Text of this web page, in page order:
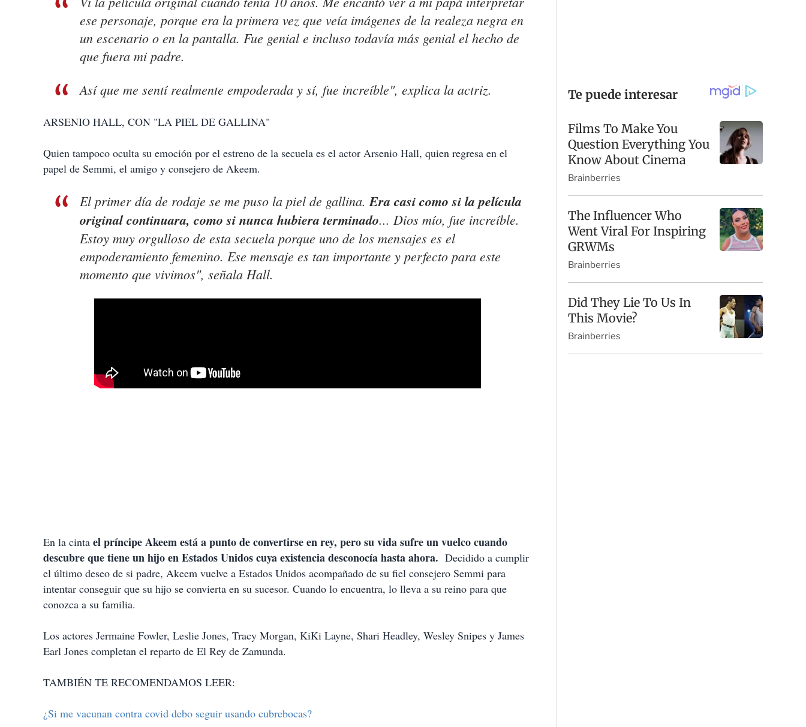
ese personaje, porque era la primera vez que veía imágenes de la realeza negra en
un escenario o en la pantalla. Fue genial e incluso todavía más genial el hecho de
que fuera mi padre.
Así que me sentí realmente empoderada y sí, fue increíble", explica la actriz.
ARSENIO HALL, CON "LA PIEL DE GALLINA"
Quien tampoco oculta su emoción por el estreno de la secuela es el actor Arsenio Hall, quien regresa en el
papel de Semmi, el amigo y consejero de Akeem.
El primer día de rodaje se me puso la piel de gallina.Era casi como si la película
original continuara, como si nunca hubiera terminado... Dios mío, fue increíble.
Estoy muy orgulloso de esta secuela porque uno de los mensajes es el
empoderamiento femenino. Ese mensaje es tan importante y perfecto para este
momento que vivimos", señala Hall.
En la cinta el príncipe Akeem está a punto de convertirse en rey, pero su vida sufre un vuelco cuando
descubre que tiene un hijo en Estados Unidos cuya existencia desconocía hasta ahora. Decidido a cumplir
el último deseo de si padre, Akeem vuelve a Estados Unidos acompañado de su fiel consejero Semmi para
intentar conseguir que su hijo se convierta en su sucesor. Cuando lo encuentra, lo lleva a su reino para que
conozca a su familia.
Los actores Jermaine Fowler, Leslie Jones, Tracy Morgan, KiKi Layne, Shari Headley, Wesley Snipes y James
Earl Jones completan el reparto de El Rey de Zamunda.
TAMBIÉN TE RECOMENDAMOS LEER:
¿Si me vacunan contra covid debo seguir usando cubrebocas?